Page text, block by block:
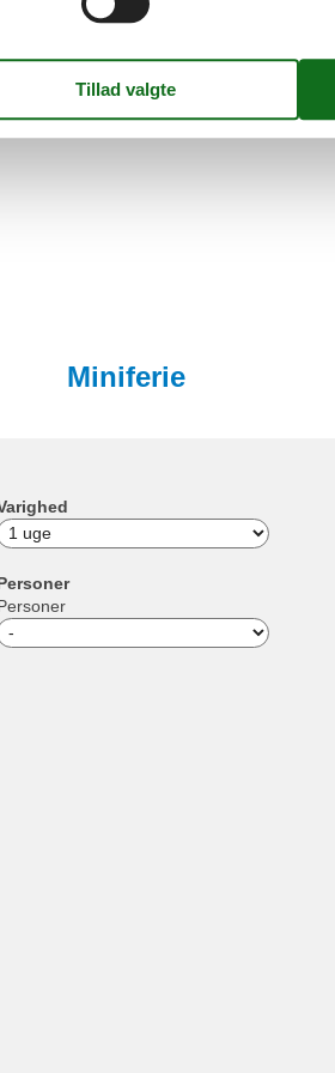
Miniferie